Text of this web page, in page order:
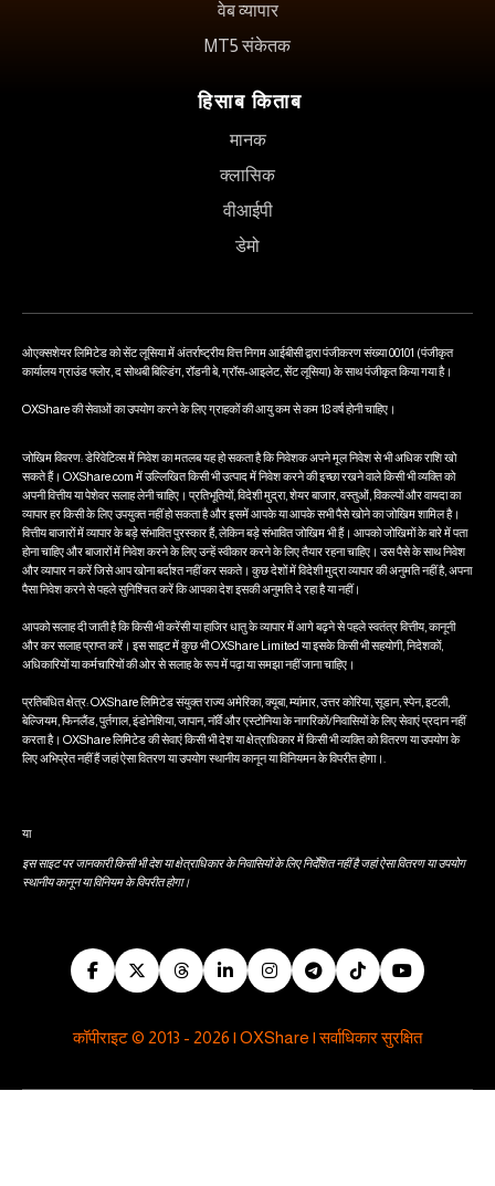
वेब व्यापार
MT5 संकेतक
हिसाब किताब
मानक
क्लासिक
वीआईपी
डेमो
ओएक्सशेयर लिमिटेड को सेंट लूसिया में अंतर्राष्ट्रीय वित्त निगम आईबीसी द्वारा पंजीकरण संख्या 00101 (पंजीकृत
कार्यालय ग्राउंड फ्लोर, द सोथबी बिल्डिंग, रॉडनी बे, ग्रॉस-आइलेट, सेंट लूसिया) के साथ पंजीकृत किया गया है।
OXShare की सेवाओं का उपयोग करने के लिए ग्राहकों की आयु कम से कम 18 वर्ष होनी चाहिए।
जोखिम विवरण: डेरिवेटिव्स में निवेश का मतलब यह हो सकता है कि निवेशक अपने मूल निवेश से भी अधिक राशि खो
सकते हैं। OXShare.com में उल्लिखित किसी भी उत्पाद में निवेश करने की इच्छा रखने वाले किसी भी व्यक्ति को
अपनी वित्तीय या पेशेवर सलाह लेनी चाहिए। प्रतिभूतियों, विदेशी मुद्रा, शेयर बाजार, वस्तुओं, विकल्पों और वायदा का
व्यापार हर किसी के लिए उपयुक्त नहीं हो सकता है और इसमें आपके या आपके सभी पैसे खोने का जोखिम शामिल है।
वित्तीय बाजारों में व्यापार के बड़े संभावित पुरस्कार हैं, लेकिन बड़े संभावित जोखिम भी हैं। आपको जोखिमों के बारे में पता
होना चाहिए और बाजारों में निवेश करने के लिए उन्हें स्वीकार करने के लिए तैयार रहना चाहिए। उस पैसे के साथ निवेश
और व्यापार न करें जिसे आप खोना बर्दाश्त नहीं कर सकते। कुछ देशों में विदेशी मुद्रा व्यापार की अनुमति नहीं है, अपना
पैसा निवेश करने से पहले सुनिश्चित करें कि आपका देश इसकी अनुमति दे रहा है या नहीं।
आपको सलाह दी जाती है कि किसी भी करेंसी या हाजिर धातु के व्यापार में आगे बढ़ने से पहले स्वतंत्र वित्तीय, कानूनी
और कर सलाह प्राप्त करें। इस साइट में कुछ भी OXShare Limited या इसके किसी भी सहयोगी, निदेशकों,
अधिकारियों या कर्मचारियों की ओर से सलाह के रूप में पढ़ा या समझा नहीं जाना चाहिए।
प्रतिबंधित क्षेत्र: OXShare लिमिटेड संयुक्त राज्य अमेरिका, क्यूबा, म्यांमार, उत्तर कोरिया, सूडान, स्पेन, इटली,
बेल्जियम, फिनलैंड, पुर्तगाल, इंडोनेशिया, जापान, नॉर्वे और एस्टोनिया के नागरिकों/निवासियों के लिए सेवाएं प्रदान नहीं
करता है। OXShare लिमिटेड की सेवाएं किसी भी देश या क्षेत्राधिकार में किसी भी व्यक्ति को वितरण या उपयोग के
लिए अभिप्रेत नहीं हैं जहां ऐसा वितरण या उपयोग स्थानीय कानून या विनियमन के विपरीत होगा।.
या
इस साइट पर जानकारी किसी भी देश या क्षेत्राधिकार के निवासियों के लिए निर्देशित नहीं है जहां ऐसा वितरण या उपयोग
स्थानीय कानून या विनियम के विपरीत होगा।
कॉपीराइट © 2013 - 2026 | OXShare | सर्वाधिकार सुरक्षित